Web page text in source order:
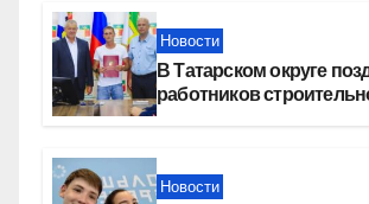
Новости
В Татарском округе
работников
Новости